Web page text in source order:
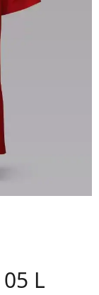
L